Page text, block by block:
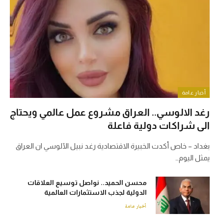
أخبار عامة
رغد الالوسي.. العراق مشروع عمل عالمي ويحتاج
الى شراكات دولية فاعلة
بغداد – خاص أكدت الخبيرة الاقتصادية رغد نبيل الآلوسي ان العراق
يمثل اليوم…
محسن الحميد.. نواصل توسيع العلاقات
الدولية لجذب الاستثمارات العالمية
أخبار عامة